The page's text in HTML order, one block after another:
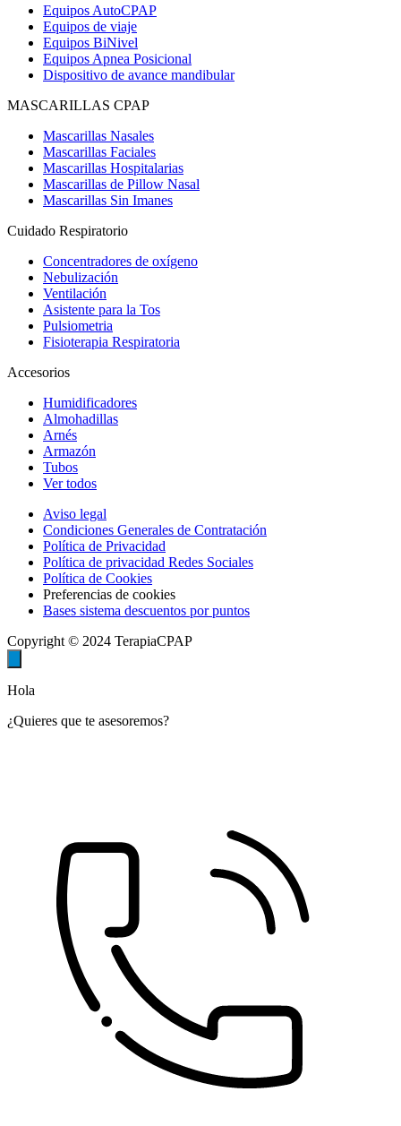
Equipos AutoCPAP
Equipos de viaje
Equipos BiNivel
Equipos Apnea Posicional
Dispositivo de avance mandibular
MASCARILLAS CPAP
Mascarillas Nasales
Mascarillas Faciales
Mascarillas Hospitalarias
Mascarillas de Pillow Nasal
Mascarillas Sin Imanes
Cuidado Respiratorio
Concentradores de oxígeno
Nebulización
Ventilación
Asistente para la Tos
Pulsiometria
Fisioterapia Respiratoria
Accesorios
Humidificadores
Almohadillas
Arnés
Armazón
Tubos
Ver todos
Aviso legal
Condiciones Generales de Contratación
Política de Privacidad
Política de privacidad Redes Sociales
Política de Cookies
Preferencias de cookies
Bases sistema descuentos por puntos
Copyright © 2024 TerapiaCPAP
Hola
¿Quieres que te asesoremos?